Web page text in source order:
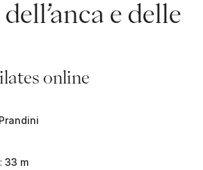
e delle
online
: 33 m